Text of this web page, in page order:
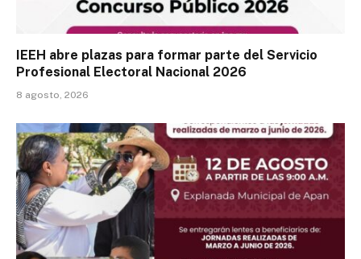
IEEH abre plazas para formar parte del Servicio
Profesional Electoral Nacional 2026
8 agosto, 2026